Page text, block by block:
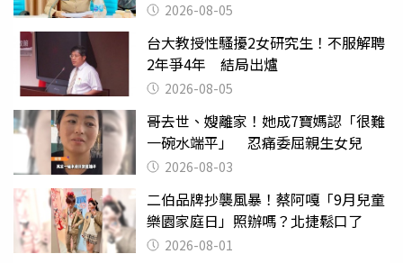
2026-08-05
台大教授性騷擾2女研究生！不服解聘
2年爭4年 結局出爐
2026-08-05
哥去世、嫂離家！她成7寶媽認「很難
一碗水端平」 忍痛委屈親生女兒
2026-08-03
二伯品牌抄襲風暴！蔡阿嘎「9月兒童
樂園家庭日」照辦嗎？北捷鬆口了
2026-08-01